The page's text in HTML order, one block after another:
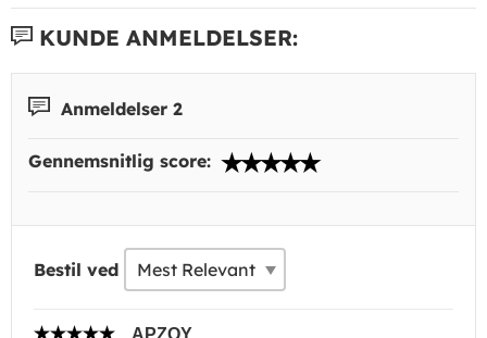
KUNDE ANMELDELSER:
Anmeldelser 2
Gennemsnitlig score:
Bestil ved
ΑΡΖΟΥ